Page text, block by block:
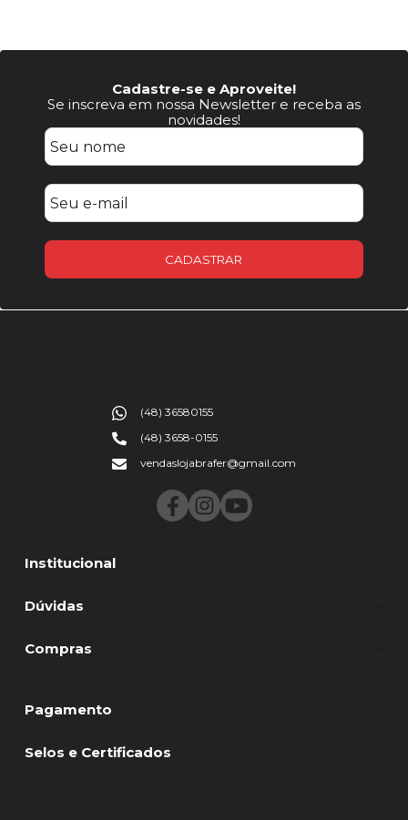
Cadastre-se e Aproveite!
Se inscreva em nossa Newsletter e receba as
novidades!
CADASTRAR
Institucional
Dúvidas
Compras
(48) 36580155
(48) 3658-0155
vendaslojabrafer@gmail.com
Pagamento
Selos e Certificados